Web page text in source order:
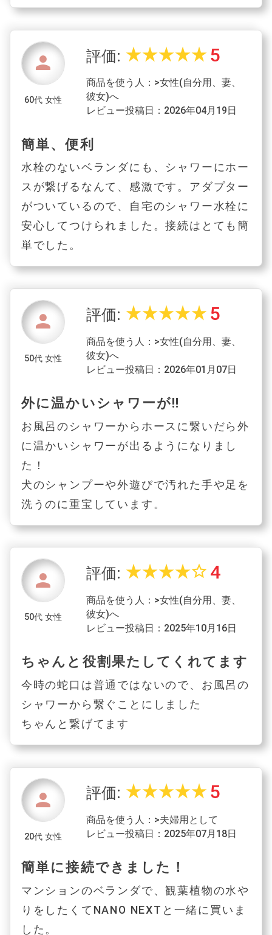
person
60代 女性
評価: star_ratestar_ratestar_ratestar_ratestar_rate 5
商品を使う人：>女性(自分用、妻、
彼女)へ
レビュー投稿日：2026年04月19日
簡単、便利
水栓のないベランダにも、シャワーにホー
スが繋げるなんて、感激です。アダプター
がついているので、自宅のシャワー水栓に
安心してつけられました。接続はとても簡
単でした。
person
50代 女性
評価: star_ratestar_ratestar_ratestar_ratestar_rate 5
商品を使う人：>女性(自分用、妻、
彼女)へ
レビュー投稿日：2026年01月07日
外に温かいシャワーが‼️
お風呂のシャワーからホースに繋いだら外
に温かいシャワーが出るようになりまし
た！
犬のシャンプーや外遊びで汚れた手や足を
洗うのに重宝しています。
person
50代 女性
評価: star_ratestar_ratestar_ratestar_ratestar_border 4
商品を使う人：>女性(自分用、妻、
彼女)へ
レビュー投稿日：2025年10月16日
ちゃんと役割果たしてくれてます
今時の蛇口は普通ではないので、お風呂の
シャワーから繋ぐことにしました
ちゃんと繋げてます
person
20代 女性
評価: star_ratestar_ratestar_ratestar_ratestar_rate 5
商品を使う人：>夫婦用として
レビュー投稿日：2025年07月18日
簡単に接続できました！
マンションのベランダで、観葉植物の水や
りをしたくてNANO NEXTと一緒に買いま
した。